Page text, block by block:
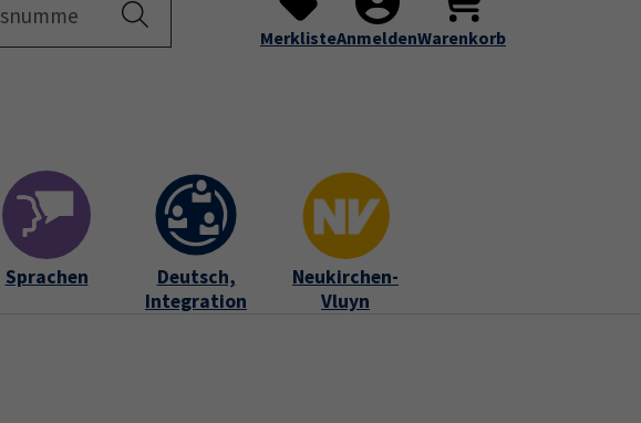
Startseite Submenu for "Programm"
Über uns Submenu for "Über uns"
Service Submenu for
MerklisteAnmeldenWarenkorb
Sprachen
Deutsch,
Integration
Neukirchen-
Vluyn